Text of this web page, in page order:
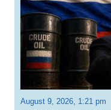
August 9, 2026, 1:21 pm